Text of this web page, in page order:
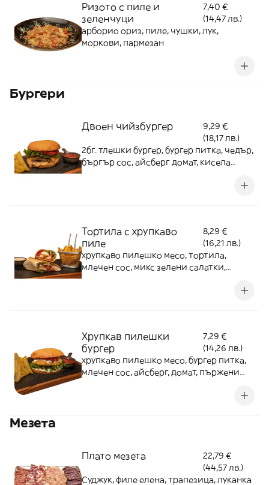
Ризото с пиле и
зеленчуци
7,40 €
(14,47 лв.)
арборио ориз, пиле, чушки, лук,
моркови, пармезан
Бургери
Двоен чийзбургер
9,29 €
(18,17 лв.)
2бг. тлешки бургер, бургер питка, чедър,
бъргър сос, айсберг домат, кисела
Тортила с хрупкаво
пиле
8,29 €
(16,21 лв.)
хрупкаво пилешко месо, тортила,
млечен сос, микс зелени салатки,
Хрупкав пилешки
бургер
7,29 €
(14,26 лв.)
хрупкаво пилешко месо, бургер питка,
млечен сос, айсберг, домат, пържени
Мезета
Плато мезета
22,79 €
(44,57 лв.)
Суджук, филе елена, трапезица, луканка